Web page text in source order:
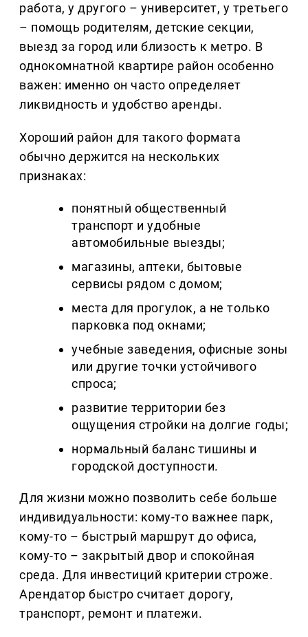
работа, у другого – университет, у третьего
– помощь родителям, детские секции,
выезд за город или близость к метро. В
однокомнатной квартире район особенно
важен: именно он часто определяет
ликвидность и удобство аренды.
Хороший район для такого формата
обычно держится на нескольких
признаках:
понятный общественный
транспорт и удобные
автомобильные выезды;
магазины, аптеки, бытовые
сервисы рядом с домом;
места для прогулок, а не только
парковка под окнами;
учебные заведения, офисные зоны
или другие точки устойчивого
спроса;
развитие территории без
ощущения стройки на долгие годы;
нормальный баланс тишины и
городской доступности.
Для жизни можно позволить себе больше
индивидуальности: кому-то важнее парк,
кому-то – быстрый маршрут до офиса,
кому-то – закрытый двор и спокойная
среда. Для инвестиций критерии строже.
Арендатор быстро считает дорогу,
транспорт, ремонт и платежи.